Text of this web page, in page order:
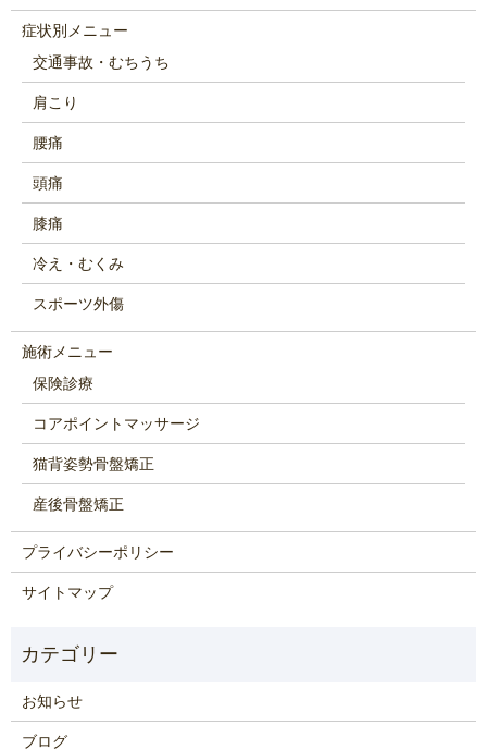
症状別メニュー
交通事故・むちうち
肩こり
腰痛
頭痛
膝痛
冷え・むくみ
スポーツ外傷
施術メニュー
保険診療
コアポイントマッサージ
猫背姿勢骨盤矯正
産後骨盤矯正
プライバシーポリシー
サイトマップ
お知らせ
ブログ